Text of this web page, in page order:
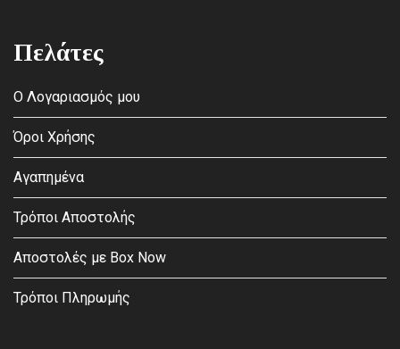
Πελάτες
Ο Λογαριασμός μου
Όροι Χρήσης
Αγαπημένα
Τρόποι Αποστολής
Αποστολές με Box Now
Τρόποι Πληρωμής